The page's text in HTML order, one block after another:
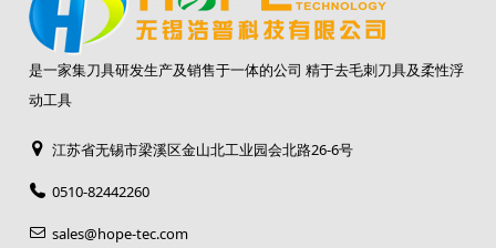
是一家集刀具研发生产及销售于一体的公司 精于去毛刺刀具及柔性浮
动工具
江苏省无锡市梁溪区金山北工业园会北路26-6号
0510-82442260
sales@hope-tec.com